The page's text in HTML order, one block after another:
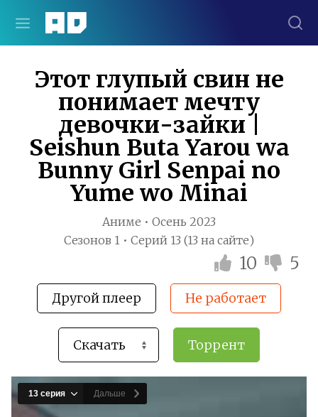
Этот глупый свин не
понимает мечту
девочки-зайки |
Seishun Buta Yarou wa
Bunny Girl Senpai no
Yume wo Minai
Аниме • Осень 2023
Сезонов 1 • Серий 13 (13 на сайте)
10 5
Другой плеер Не работает
Торрент